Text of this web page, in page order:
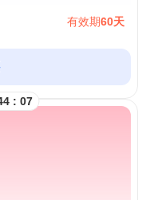
有效期60天
: 07